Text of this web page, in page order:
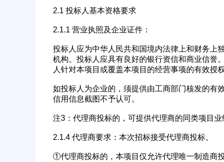
2.1 投标人基本资格要求
2.1.1 营业执照及企业证件：
投标人应为中华人民共和国境内法律上和财务上
机构。投标人应具有良好的银行资信和商业信誉
人针对本项目或覆盖本项目的经营事项的有效授
如投标人为企业的，须提供由工商部门核发的有
信用信息截图不予认可。
注3：代理商投标的，可提供代理商的同类项目
2.1.4 代理商要求：本次招标接受代理商投标。
①代理商投标的，本项目仅允许代理唯一制造商
经办人